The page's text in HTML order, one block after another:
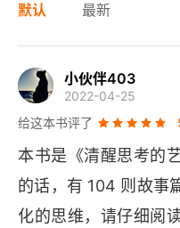
默认 最新
小伙伴403
2022-04-25
给这本书评了
本书是《清醒思考的
的话，有 104 则故事
化的思维，请仔细阅